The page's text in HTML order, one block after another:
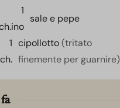
1
sale e pepe
1 cipollotto(tritato
finemente per guarnire)